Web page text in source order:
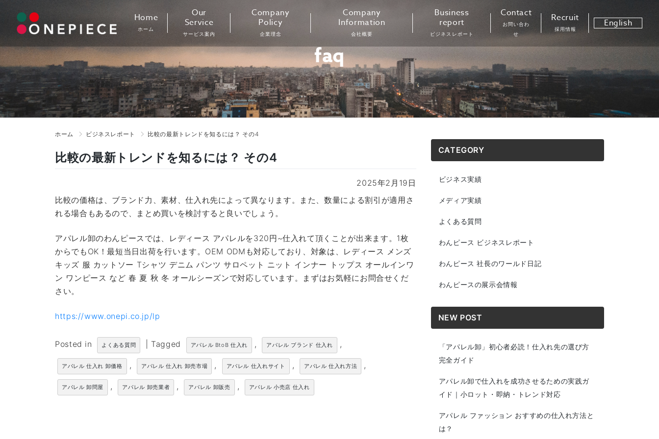
content
Home
ホーム
Our
Service
サービス案内
Company
Policy
企業理念
Company
Information
会社概要
Business
report
ビジネスレポート
Contact
お問い合わ
せ
Recruit
採用情報 English
faq
ホーム ビジネスレポート 比較の最新トレンドを知るには？ その4
比較の最新トレンドを知るには？ その4
2025年2月19日
比較の価格は、ブランド力、素材、仕入れ先によって異なります。また、数量による割引が適用さ
れる場合もあるので、まとめ買いを検討すると良いでしょう。
アパレル卸のわんピースでは、レディース アパレルを320円~仕入れて頂くことが出来ます。1枚
からでもOK！最短当日出荷を行います。OEM ODMも対応しており、対象は、レディース メンズ
キッズ 服 カットソー Tシャツ デニム パンツ サロペット ニット インナー トップス オールインワ
ン ワンピース など 春 夏 秋 冬 オールシーズンで対応しています。まずはお気軽にお問合せくだ
さい。
https://www.onepi.co.jp/lp
Posted in よくある質問 Tagged アパレル BtoB 仕入れ , アパレル ブランド 仕入れ ,
アパレル 仕入れ 卸価格 , アパレル 仕入れ 卸売市場 , アパレル 仕入れサイト , アパレル 仕入れ方法 ,
アパレル 卸問屋 , アパレル 卸売業者 , アパレル 卸販売 , アパレル 小売店 仕入れ
CATEGORY
ビジネス実績
メディア実績
よくある質問
わんピース ビジネスレポート
わんピース 社長のワールド日記
わんピースの展示会情報
NEW POST
「アパレル卸」初心者必読！仕入れ先の選び方
完全ガイド
アパレル卸で仕入れを成功させるための実践ガ
イド｜小ロット・即納・トレンド対応
アパレル ファッション おすすめの仕入れ方法と
は？